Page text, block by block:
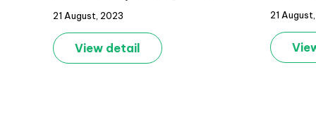
chuyến đi
21 August, 2023
View detail
tự túc
21